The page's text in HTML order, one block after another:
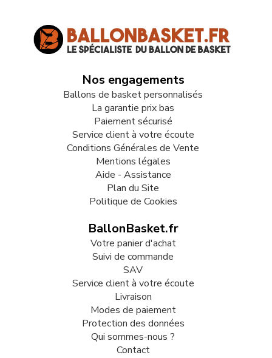
Nos engagements
Ballons de basket personnalisés
La garantie prix bas
Paiement sécurisé
Service client à votre écoute
Conditions Générales de Vente
Mentions légales
Aide - Assistance
Plan du Site
Politique de Cookies
BallonBasket.fr
Votre panier d'achat
Suivi de commande
SAV
Service client à votre écoute
Livraison
Modes de paiement
Protection des données
Qui sommes-nous ?
Contact